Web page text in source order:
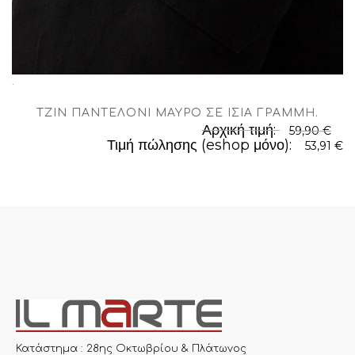
TΖΊΝ ΠΑΝΤΕΛΌΝΙ ΜΑΎΡΟ ΣΕ ΊΣΙΑ ΓΡΑΜΜΉ .
Αρχική τιμή: 59,90 €
Τιμή πώλησης (eshop μόνο): 53,91 €
Κατάστημα : 28ης Οκτωβρίου & Πλάτωνος